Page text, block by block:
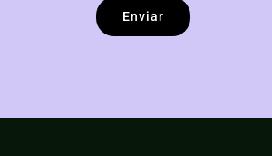
Enviar